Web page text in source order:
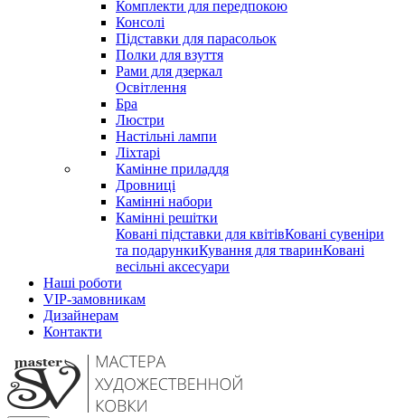
Комплекти для передпокою
Консолі
Підставки для парасольок
Полки для взуття
Рами для дзеркал
Освітлення
Бра
Люстри
Настільні лампи
Ліхтарі
Камінне приладдя
Дровниці
Камінні набори
Камінні решітки
Ковані підставки для квітівКовані сувеніри
та подарункиКування для тваринКовані
весільні аксесуари
Наші роботи
VIP-замовникам
Дизайнерам
Контакти